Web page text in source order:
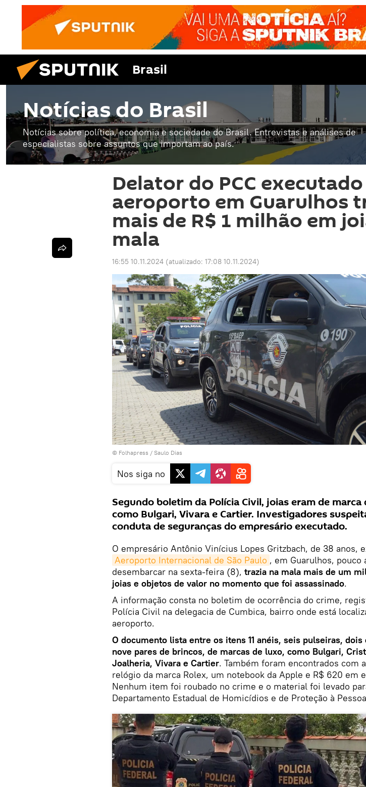
Brasil
Notícias do Brasil
Notícias sobre política, economia e sociedade do Brasil. Entrevistas e análises de
especialistas sobre assuntos que importam ao país.
Delator do PCC
aeroporto em Guarulhos
mais de R$ 1 milhão em
mala
16:55 10.11.2024 (atualizado: 17:08 10.11.2024)
© Folhapress / Saulo Dias
Nos siga no
Segundo boletim da Polícia Civil, joias eram de marca
como Bulgari, Vivara e Cartier. Investigadores
conduta de seguranças do empresário executado.
O empresário Antônio Vinícius Lopes Gritzbach, de 38 anos,
Aeroporto Internacional de São Paulo , em Guarulhos, pouco
desembarcar na sexta-feira (8), trazia na mala mais de um
joias e objetos de valor no momento que foi assassinado.
A informação consta no boletim de ocorrência do crime,
Polícia Civil na delegacia de Cumbica, bairro onde está
aeroporto.
O documento lista entre os itens 11 anéis, seis pulseiras, dois
nove pares de brincos, de marcas de luxo, como Bulgari,
Joalheria, Vivara e Cartier. Também foram encontrados com
relógio da marca Rolex, um notebook da Apple e R$ 620 em
Nenhum item foi roubado no crime e o material foi levado
Departamento Estadual de Homicídios e de Proteção à